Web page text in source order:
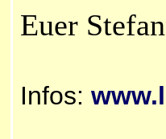
Euer Stefan
Infos: